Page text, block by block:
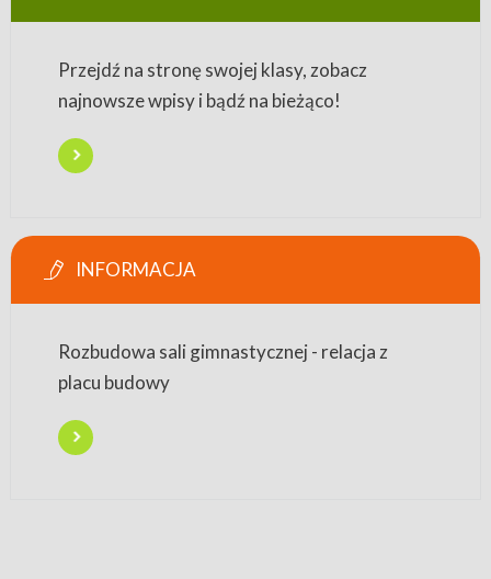
Przejdź na stronę swojej klasy, zobacz
najnowsze wpisy i bądź na bieżąco!
INFORMACJA
Rozbudowa sali gimnastycznej - relacja z
placu budowy